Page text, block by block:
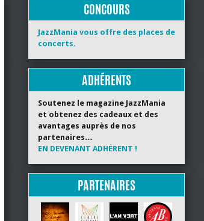
CONCOURS
JazzMania vous offre des places de
concerts.
ADHÉRENTS
Soutenez le magazine JazzMania
et obtenez des cadeaux et des
avantages auprès de nos
partenaires…
EN DEVENANT ADHÉRENT !
PARTENAIRES